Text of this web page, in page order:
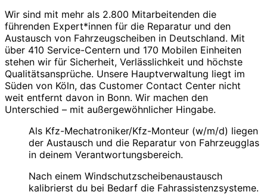
Wir sind mit mehr als 2.800 Mitarbeitenden die
führenden Expert*innen für die Reparatur und den
Austausch von Fahrzeugscheiben in Deutschland. Mit
über 410 Service-Centern und 170 Mobilen Einheiten
stehen wir für Sicherheit, Verlässlichkeit und höchste
Qualitätsansprüche. Unsere Hauptverwaltung liegt im
Süden von Köln, das Customer Contact Center nicht
weit entfernt davon in Bonn. Wir machen den
Unterschied – mit außergewöhnlicher Hingabe.
Als Kfz-Mechatroniker/Kfz-Monteur (w/m/d) liegen
der Austausch und die Reparatur von Fahrzeugglas
in deinem Verantwortungsbereich.
Nach einem Windschutzscheibenaustausch
kalibrierst du bei Bedarf die Fahrassistenzsysteme.